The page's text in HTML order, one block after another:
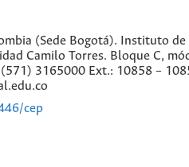
(Sede Bogotá). Instituto
Camilo Torres. Bloque C,
3165000 Ext.: 10858 –
cep